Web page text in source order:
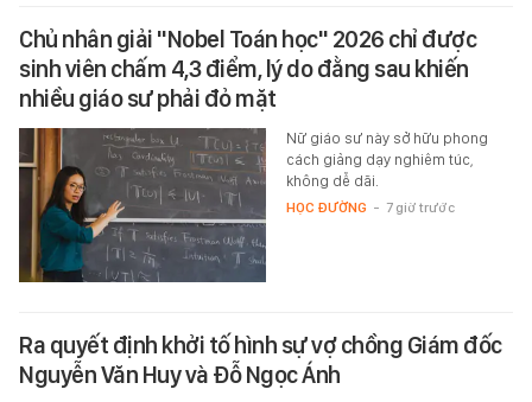
Chủ nhân giải "Nobel Toán học" 2026 chỉ được
sinh viên chấm 4,3 điểm, lý do đằng sau khiến
nhiều giáo sư phải đỏ mặt
Nữ giáo sư này sở hữu phong
cách giảng dạy nghiêm túc,
không dễ dãi.
HỌC ĐƯỜNG - 7 giờ trước
Ra quyết định khởi tố hình sự vợ chồng Giám đốc
Nguyễn Văn Huy và Đỗ Ngọc Ánh